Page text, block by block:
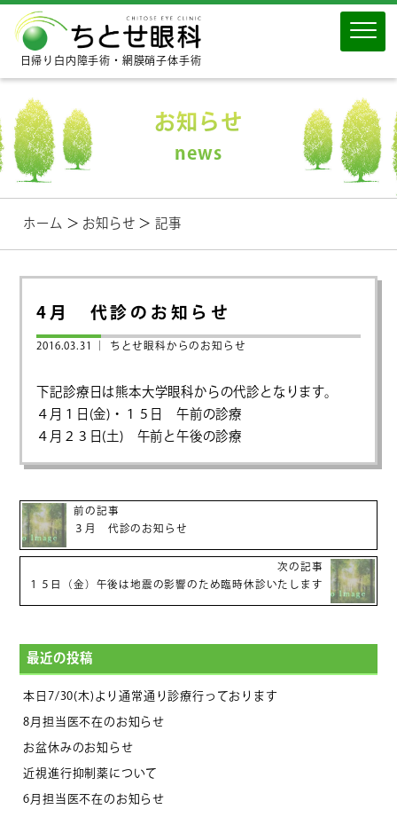
日帰り白内障手術・網膜硝子体手術
お知らせ
news
ホーム ＞ お知らせ ＞ 記事
4月 代診のお知らせ
2016.03.31 ｜ ちとせ眼科からのお知らせ
下記診療日は熊本大学眼科からの代診となります。
４月１日(金)・１５日 午前の診療
４月２３日(土) 午前と午後の診療
前の記事
３月 代診のお知らせ
次の記事
１５日（金）午後は地震の影響のため臨時休診いたします
最近の投稿
本日7/30(木)より通常通り診療行っております
8月担当医不在のお知らせ
お盆休みのお知らせ
近視進行抑制薬について
6月担当医不在のお知らせ